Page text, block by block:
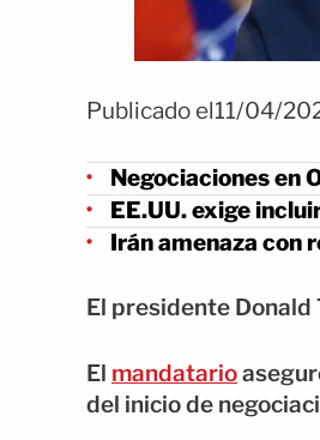
Publicado el11/04/
Negociaciones en
EE.UU. exige
Irán amenaza con
El presidente
El mandatario
del inicio de